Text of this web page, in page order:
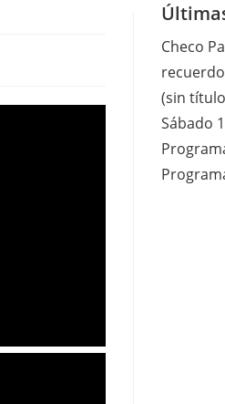
Checo
(sin
Sábado